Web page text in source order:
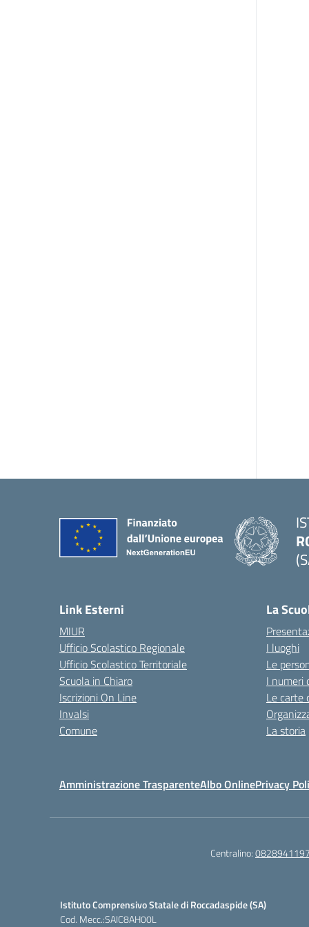
Link Esterni
MIUR
Ufficio Scolastico Regionale
Ufficio Scolastico Territoriale
Scuola in Chiaro
Iscrizioni On Line
Invalsi
Comune
La
I luoghi
Le
I numeri
Le carte
La storia
Amministrazione TrasparenteAlbo OnlinePrivacy
Centralino:
Istituto Comprensivo Statale di Roccadaspide (SA)
Cod. Mecc.:SAIC8AH00L